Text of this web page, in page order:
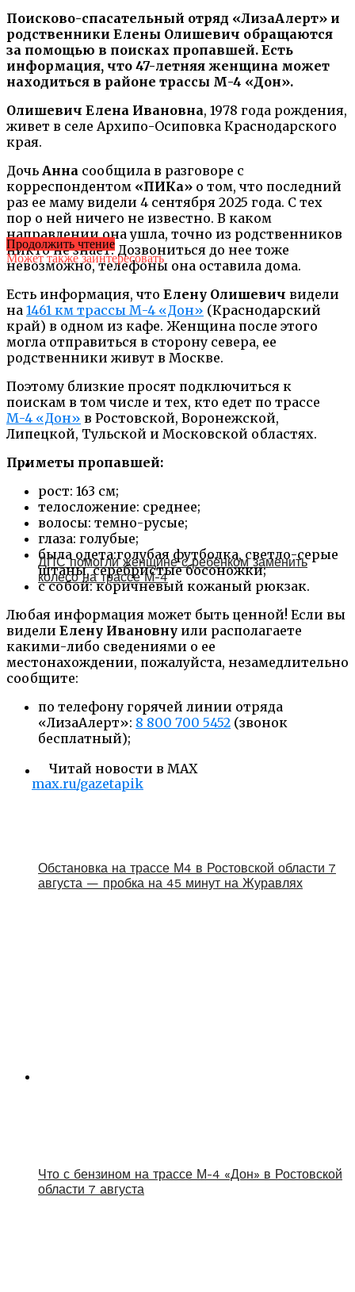
Поисково-спасательный отряд «ЛизаАлерт» и
родственники Елены Олишевич обращаются
за помощью в поисках пропавшей. Есть
информация, что 47-летняя женщина может
находиться в районе трассы М-4 «Дон».
Олишевич Елена Ивановна, 1978 года рождения,
живет в селе Архипо-Осиповка Краснодарского
края.
Дочь Анна сообщила в разговоре с
корреспондентом «ПИКа» о том, что последний
раз ее маму видели 4 сентября 2025 года. С тех
пор о ней ничего не известно. В каком
направлении она ушла, точно из родственников
никто не знает. Дозвониться до нее тоже
невозможно, телефоны она оставила дома.
Есть информация, что Елену Олишевич видели
на 1461 км трассы М-4 «Дон» (Краснодарский
край) в одном из кафе. Женщина после этого
могла отправиться в сторону севера, ее
родственники живут в Москве.
Поэтому близкие просят подключиться к
поискам в том числе и тех, кто едет по трассе
М-4 «Дон» в Ростовской, Воронежской,
Липецкой, Тульской и Московской областях.
Приметы пропавшей:
рост: 163 см;
телосложение: среднее;
волосы: темно-русые;
глаза: голубые;
была одета:голубая футболка, светло-серые
штаны, серебристые босоножки;
с собой: коричневый кожаный рюкзак.
Любая информация может быть ценной! Если вы
видели Елену Ивановну или располагаете
какими-либо сведениями о ее
местонахождении, пожалуйста, незамедлительно
сообщите:
по телефону горячей линии отряда
«ЛизаАлерт»: 8 800 700 5452 (звонок
бесплатный);
Читай новости в MAX
max.ru/gazetapik
Продолжить чтение
Может также заинтересовать
ДПС помогли женщине с ребёнком заменить
колесо на трассе М-4
Обстановка на трассе М4 в Ростовской области 7
августа — пробка на 45 минут на Журавлях
Что с бензином на трассе М-4 «Дон» в Ростовской
области 7 августа